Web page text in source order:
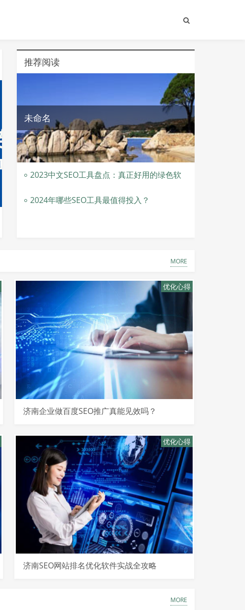
推荐阅读
未命名
2023中文SEO工具盘点：真正好用的绿色软
件推荐
2024年哪些SEO工具最值得投入？
MORE
优化心得
济南企业做百度SEO推广真能见效吗？
优化心得
济南SEO网站排名优化软件实战全攻略
MORE